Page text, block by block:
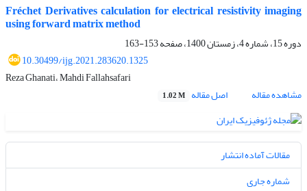
Fréchet Derivatives calculation for electrical resistivity imaging
using forward matrix method
دوره 15، شماره 4، زمستان 1400، صفحه
153-163
10.30499/ijg.2021.283620.1325
Reza Ghanati، Mahdi Fallahsafari
مشاهده مقاله
اصل مقاله 1.02 M
مقالات آماده انتشار
شماره جاری